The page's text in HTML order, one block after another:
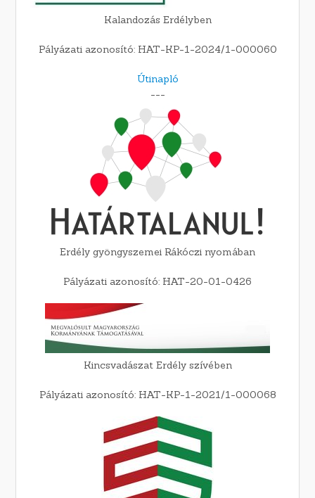
Kalandozás Erdélyben
Pályázati azonosító: HAT-KP-1-2024/1-000060
Útinapló
---
Erdély gyöngyszemei Rákóczi nyomában
Pályázati azonosító: HAT-20-01-0426
Kincsvadászat Erdély szívében
Pályázati azonosító: HAT-KP-1-2021/1-000068